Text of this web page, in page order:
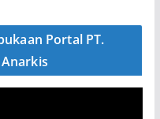
Portal PT.